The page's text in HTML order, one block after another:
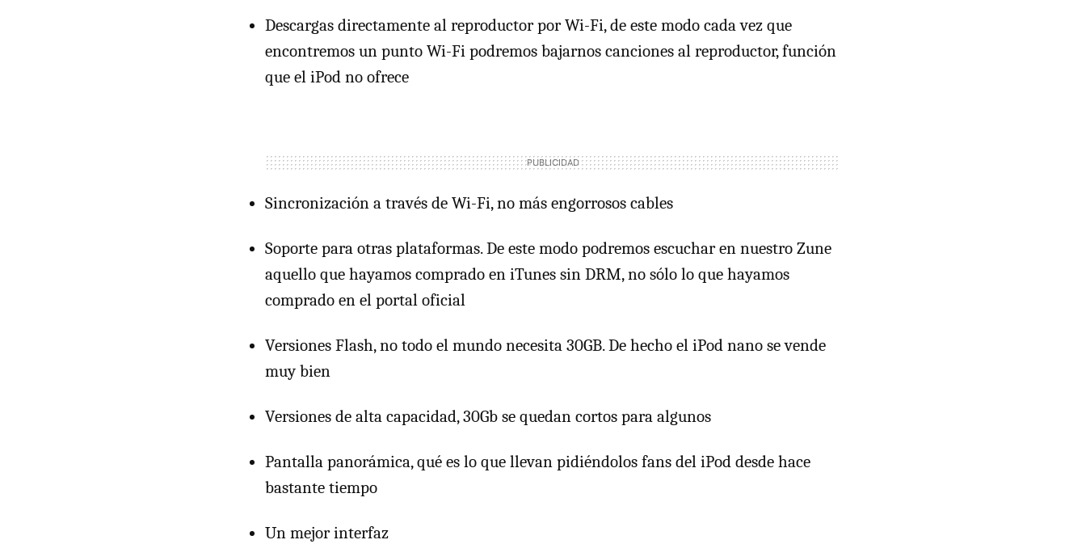
Descargas directamente al reproductor por Wi-Fi, de este modo cada vez que
encontremos un punto Wi-Fi podremos bajarnos canciones al reproductor, función
que el iPod no ofrece
Sincronización a través de Wi-Fi, no más engorrosos cables
Soporte para otras plataformas. De este modo podremos escuchar en nuestro Zune
aquello que hayamos comprado en iTunes sin DRM, no sólo lo que hayamos
comprado en el portal oficial
Versiones Flash, no todo el mundo necesita 30GB. De hecho el iPod nano se vende
muy bien
Versiones de alta capacidad, 30Gb se quedan cortos para algunos
Pantalla panorámica, qué es lo que llevan pidiéndolos fans del iPod desde hace
bastante tiempo
Un mejor interfaz